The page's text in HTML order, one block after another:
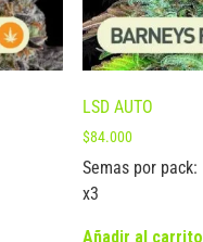
LSD AUTO
$84.000
Semas por pack:
x3
Añadir al carrito